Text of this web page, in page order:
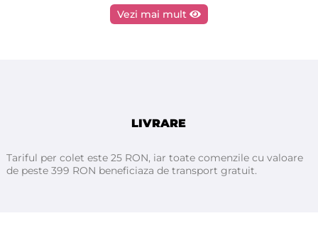
Vezi mai mult
LIVRARE
Tariful per colet este 25 RON, iar toate comenzile cu valoare
de peste 399 RON beneficiaza de transport gratuit.